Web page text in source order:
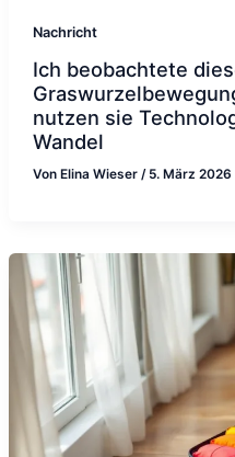
Nachricht
Ich beobachtete
nutzen sie
Wandel
Von Elina Wieser / 5. März 2026